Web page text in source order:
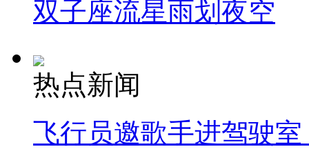
双子座流星雨划夜空
热点新闻
飞行员邀歌手进驾驶